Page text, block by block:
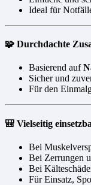
Ideal für
🧩 Durchdachte
Basierend auf
Sicher und
Für den
🎒 Vielseitig
Bei
Bei Zerrungen
Bei
Für Einsatz,